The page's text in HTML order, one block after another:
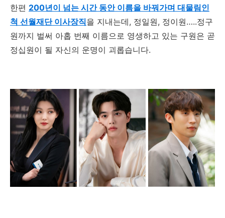
한편 200년이 넘는 시간 동안 이름을 바꿔가며 대물림인
척 선월재단 이사장직을 지내는데, 정일원, 정이원…..정구
원까지 벌써 아홉 번째 이름으로 영생하고 있는 구원은 곧
정십원이 될 자신의 운명이 괴롭습니다.